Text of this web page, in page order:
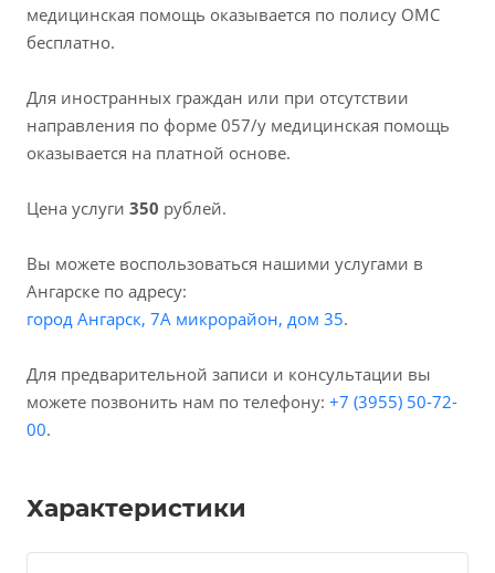
медицинская помощь оказывается по полису ОМС
бесплатно.
Для иностранных граждан или при отсутствии
направления по форме 057/у медицинская помощь
оказывается на платной основе.
Цена услуги 350 рублей.
Вы можете воспользоваться нашими услугами в
Ангарске по адресу:
город Ангарск, 7А микрорайон, дом 35.
Для предварительной записи и консультации вы
можете позвонить нам по телефону: +7 (3955) 50-72-
00.
Характеристики